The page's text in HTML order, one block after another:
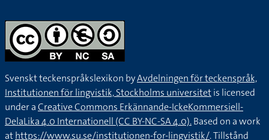
Svenskt teckenspråkslexikon byAvdelningen för teckenspråk,
Institutionen för lingvistik, Stockholms universitetis licensed
under aCreative Commons Erkännande-IckeKommersiell-
DelaLika 4.0 Internationell (CC BY-NC-SA 4.0).Based on a work
athttps://www.su.se/institutionen-for-lingvistik/. Tillstånd